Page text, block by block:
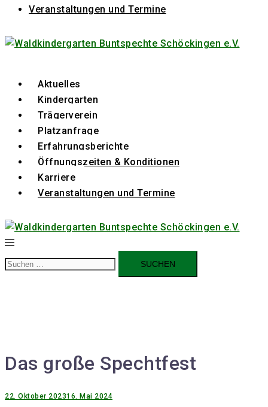
Veranstaltungen und Termine
Aktuelles
Kindergarten
Trägerverein
Platzanfrage
Erfahrungsberichte
Öffnungszeiten & Konditionen
Karriere
Veranstaltungen und Termine
Suchen
nach:
Das große Spechtfest
22. Oktober 202316. Mai 2024